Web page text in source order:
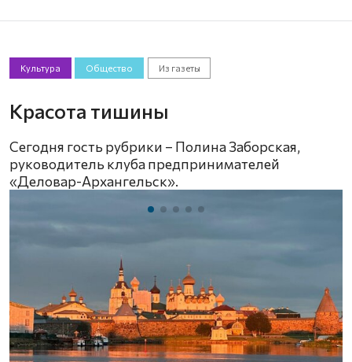
Культура Общество Из газеты
Красота тишины
Сегодня гость рубрики – Полина Заборская,
руководитель клуба предпринимателей
«Деловар-Архангельск».